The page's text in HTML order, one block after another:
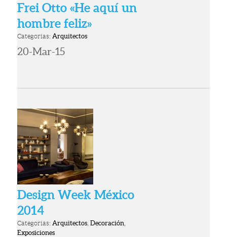
Frei Otto «He aquí un
hombre feliz»
Categorías: Arquitectos
20-Mar-15
Design Week México
2014
Categorías: Arquitectos ,Decoración
Exposiciones